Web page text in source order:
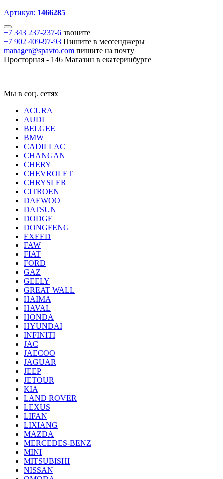
Артикул: 1466285
+7 343 237-237-6 звоните
+7 902 409-97-93 Пишите в мессенджеры
manager@spavto.com пишите на почту
Просторная - 146 Магазин в екатеринбурге
Мы в соц. сетях
ACURA
AUDI
BELGEE
BMW
CADILLAC
CHANGAN
CHERY
CHEVROLET
CHRYSLER
CITROEN
DAEWOO
DATSUN
DODGE
DONGFENG
EXEED
FAW
FIAT
FORD
GAZ
GEELY
GREAT WALL
HAIMA
HAVAL
HONDA
HYUNDAI
INFINITI
JAC
JAECOO
JAGUAR
JEEP
JETOUR
KIA
LAND ROVER
LEXUS
LIFAN
LIXIANG
MAZDA
MERCEDES-BENZ
MINI
MITSUBISHI
NISSAN